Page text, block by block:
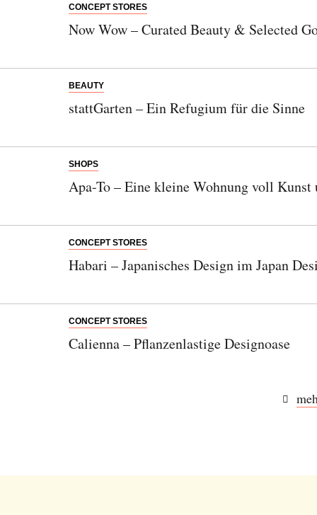
CONCEPT STORES
Now Wow – Curated Beauty & Selected
BEAUTY
stattGarten – Ein Refugium für die Sinne
SHOPS
Apa-To – Eine kleine Wohnung voll Kunst
CONCEPT STORES
Habari – Japanisches Design im Japan
CONCEPT STORES
Calienna – Pflanzenlastige Designoase